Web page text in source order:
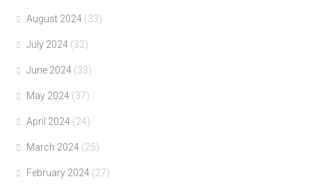
August 2024 (33)
July 2024 (32)
June 2024 (33)
May 2024 (37)
April 2024 (24)
March 2024 (25)
February 2024 (27)